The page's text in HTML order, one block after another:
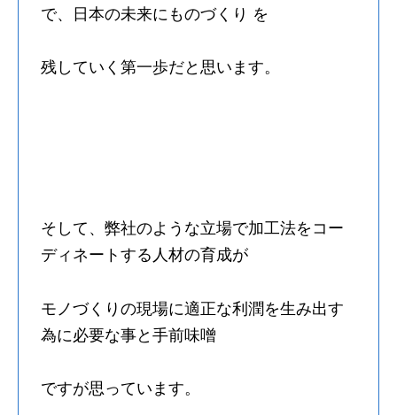
で、日本の未来にものづくり を
残していく第一歩だと思います。
そして、弊社のような立場で加工法をコー
ディネートする人材の育成が
モノづくりの現場に適正な利潤を生み出す
為に必要な事と手前味噌
ですが思っています。